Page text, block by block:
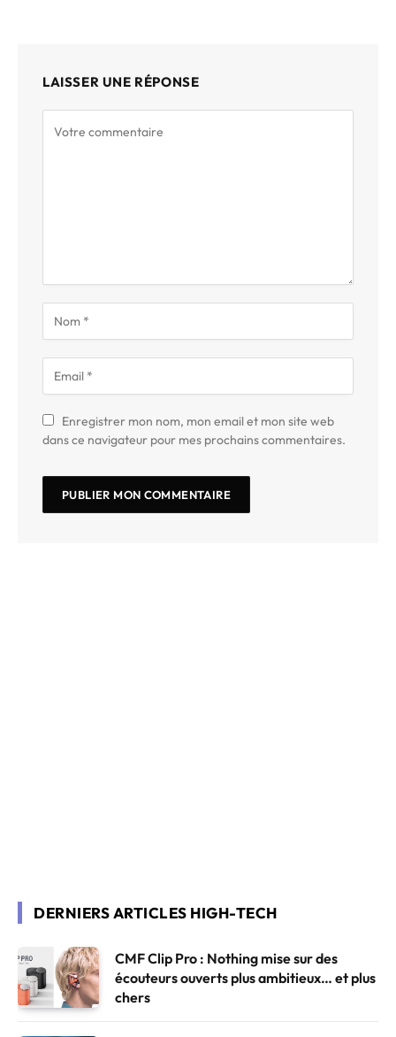
LAISSER UNE RÉPONSE
Enregistrer mon nom, mon email et mon site web
dans ce navigateur pour mes prochains commentaires.
DERNIERS ARTICLES HIGH-TECH
CMF Clip Pro : Nothing mise sur des
écouteurs ouverts plus ambitieux… et plus
chers